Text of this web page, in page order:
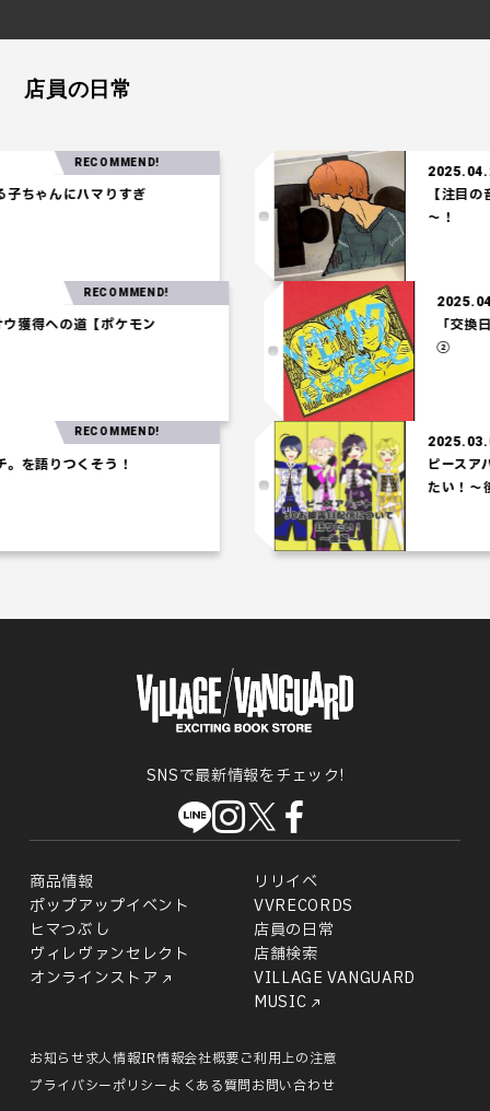
店員の日常
ゃんにハマりすぎ
RECOMMEND!
2025.04.24
【注目の音
～！
オウ獲得への道【ポケモン
RECOMMEND!
「
語りつくそう！
RECOMMEND!
2025.03.06
ピースアパ
たい！～後
SNSで最新情報をチェック!
商品情報
リリイベ
ポップアップイベント
VVRECORDS
ヒマつぶし
店員の日常
ヴィレヴァンセレクト
店舗検索
オンラインストア
VILLAGE VANGUARD
MUSIC
お知らせ求人情報IR情報会社概要ご利用上の注意
プライバシーポリシーよくある質問お問い合わせ